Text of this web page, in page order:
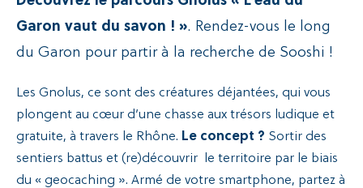
Garon vaut du savon ! ». Rendez-vous le long
du Garon pour partir à la recherche de Sooshi !
Les Gnolus, ce sont des créatures déjantées, qui vous
plongent au cœur d’une chasse aux trésors ludique et
gratuite, à travers le Rhône. Le concept ? Sortir des
sentiers battus et (re)découvrir le territoire par le biais
du « geocaching ». Armé de votre smartphone, partez à
Recherche